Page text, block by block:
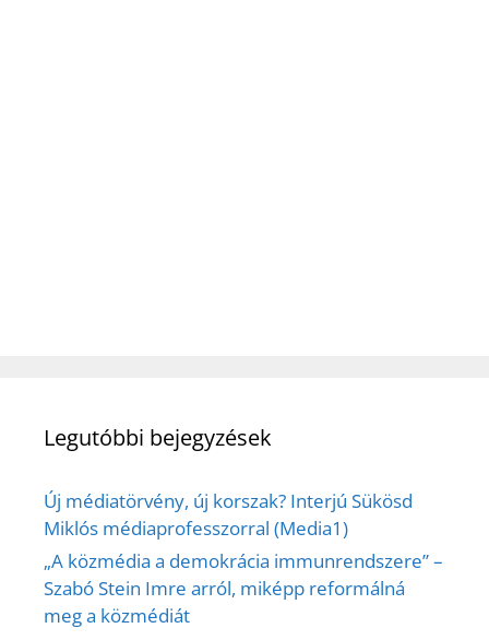
Legutóbbi bejegyzések
Új médiatörvény, új korszak? Interjú Sükösd
Miklós médiaprofesszorral (Media1)
„A közmédia a demokrácia immunrendszere” –
Szabó Stein Imre arról, miképp reformálná
meg a közmédiát